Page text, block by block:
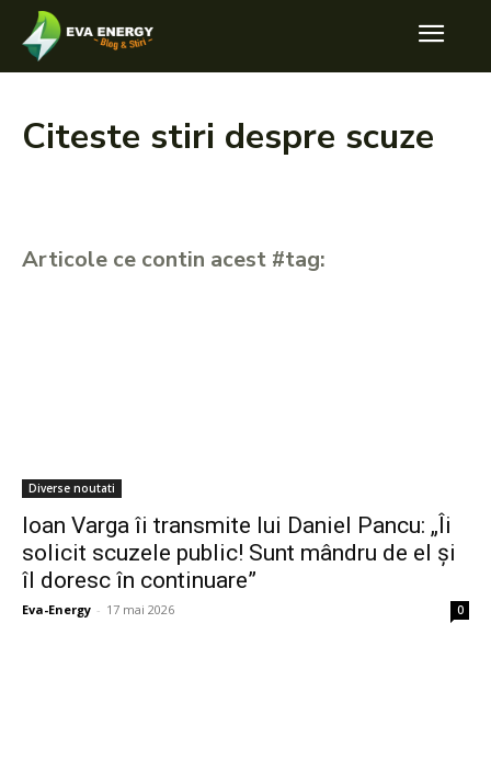
Citeste stiri despre scuze
Articole ce contin acest #tag:
Diverse noutati
Ioan Varga îi transmite lui Daniel Pancu: „Îi
solicit scuzele public! Sunt mândru de el și
îl doresc în continuare”
Eva-Energy - 17 mai 2026 0